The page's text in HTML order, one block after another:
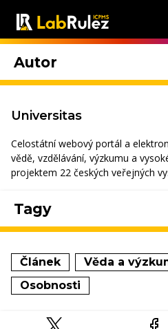
Autor
Universitas
Celostátní webový portál a
vědě, vzdělávání, výzkumu a
projektem 22 českých veřejných
Tagy
Článek Věda a
Osobnosti